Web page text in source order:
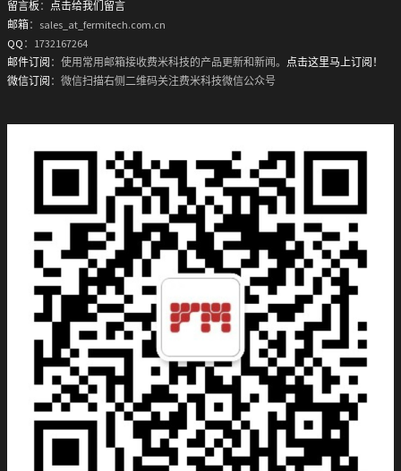
留言板 ： 点击给我们留言
邮箱：sales_at_fermitech.com.cn
QQ ：1732167264
邮件订阅 ：使用常用邮箱接收费米科技的产品更新和新闻。 点击这里马上订阅！
微信订阅 ：微信扫描右侧二维码关注费米科技微信公众号